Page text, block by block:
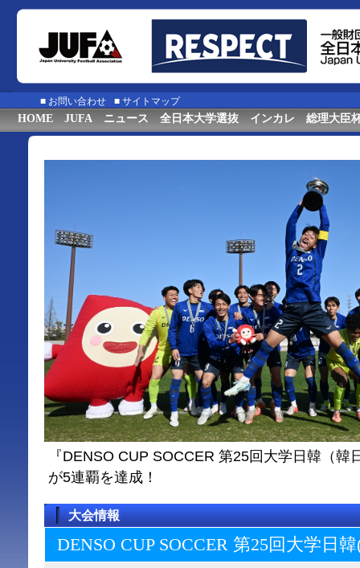
■ お問い合わせ ■ サイトマップ
HOME JUFA ニュース 全日本大学選抜 インカレ 総理大臣
『DENSO CUP SOCCER 第25回大学日韓（
が5連覇を達成！
大会情報
DENSO CUP SOCCER 第25回大学日